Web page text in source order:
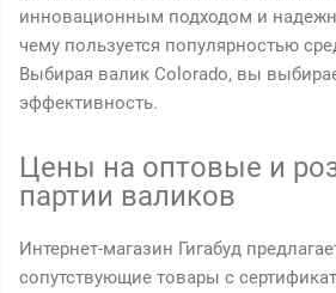
инновационным подходом и
чему пользуется популярностью
Выбирая валик Colorado, вы
эффективность.
Цены на оптовые и
партии валиков
Интернет-магазин Гигабуд
сопутствующие товары с